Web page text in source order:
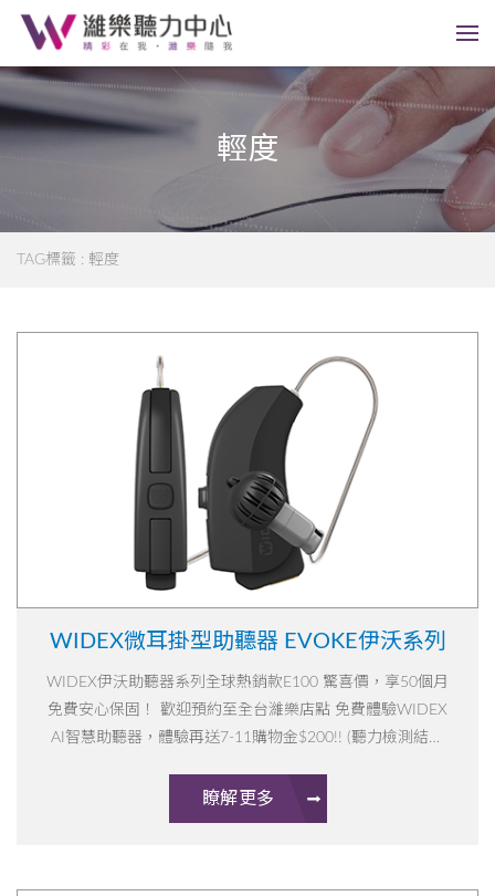
輕度
TAG標籤 : 輕度
WIDEX微耳掛型助聽器 EVOKE伊沃系列
WIDEX伊沃助聽器系列全球熱銷款E100 驚喜價，享50個月
免費安心保固！ 歡迎預約至全台濰樂店點 免費體驗WIDEX
AI智慧助聽器，體驗再送7-11購物金$200!! (聽力檢測結果
員)
瞭解更多